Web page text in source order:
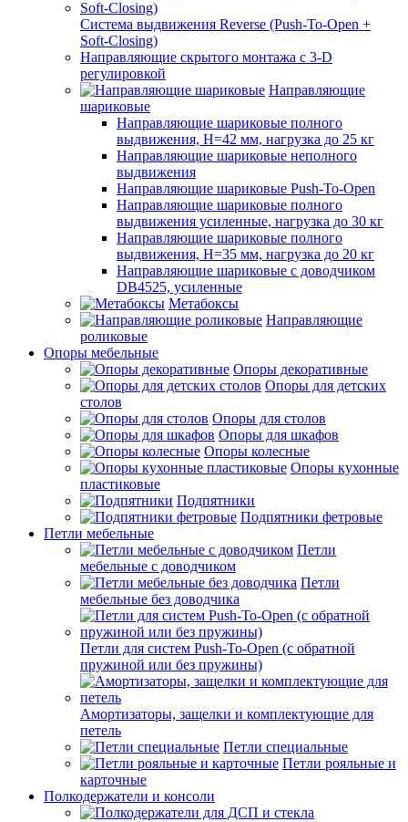
Система выдвижения Reverse (Push-To-Open +
Soft-Closing)
Направляющие скрытого монтажа с 3-D
регулировкой
Направляющие
шариковые
Направляющие шариковые полного
выдвижения, H=42 мм, нагрузка до 25 кг
Направляющие шариковые неполного
выдвижения
Направляющие шариковые Push-To-Open
Направляющие шариковые полного
выдвижения усиленные, нагрузка до 30 кг
Направляющие шариковые полного
выдвижения, H=35 мм, нагрузка до 20 кг
Направляющие шариковые с доводчиком
DB4525, усиленные
Метабоксы
Направляющие
роликовые
Опоры мебельные
Опоры декоративные
Опоры для детских
столов
Опоры для столов
Опоры для шкафов
Опоры колесные
Опоры кухонные
пластиковые
Подпятники
Подпятники фетровые
Петли мебельные
Петли
мебельные с доводчиком
Петли
мебельные без доводчика
Петли для систем Push-To-Open (с обратной
пружиной или без пружины)
Амортизаторы, защелки и комплектующие для
петель
Петли специальные
Петли рояльные и
карточные
Полкодержатели и консоли